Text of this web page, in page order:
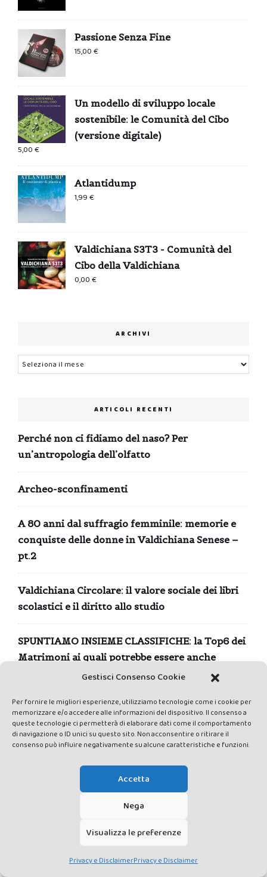
Gestisci Consenso Cookie
Per fornire le migliori esperienze, utilizziamo tecnologie come i cookie per
memorizzare e/o accedere alle informazioni del dispositivo. Il consenso a
queste tecnologie ci permetterà di elaborare dati come il comportamento
di navigazione o ID unici su questo sito. Non acconsentire o ritirare il
consenso può influire negativamente su alcune caratteristiche e funzioni.
Accetta
Nega
Visualizza le preferenze
Privacy e DisclaimerPrivacy e Disclaimer
Passione Senza Fine
15,00€
Un modello di sviluppo locale
sostenibile: le Comunità del Cibo
(versione digitale)
5,00€
Atlantidump
1,99€
Valdichiana S3T3 - Comunità del
Cibo della Valdichiana
0,00€
ARCHIVI
Archivi
ARTICOLI RECENTI
Perché non ci fidiamo del naso? Per
un’antropologia dell’olfatto
Archeo-sconfinamenti
A 80 anni dal suffragio femminile: memorie e
conquiste delle donne in Valdichiana Senese –
pt.2
Valdichiana Circolare: il valore sociale dei libri
scolastici e il diritto allo studio
SPUNTIAMO INSIEME CLASSIFICHE: la Top6 dei
Matrimoni ai quali potrebbe essere anche
piacevole partecipare
COMMENTI RECENTI
Terre degli Angeli: oltre il velo del gioco di ruolo dal vivo - La
Terre degli Angeli: oltre il velo del gioco di ruolo dal vivo - La